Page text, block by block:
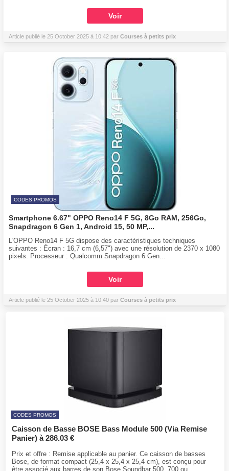
Voir
Article publié le 25 October 2025 à 10:42 par Courses à petits prix
CODES PROMOS
Smartphone 6.67" OPPO Reno14 F 5G, 8Go RAM, 256Go,
Snapdragon 6 Gen 1, Android 15, 50 MP,...
L'OPPO Reno14 F 5G dispose des caractéristiques techniques
suivantes : Écran : 16,7 cm (6,57") avec une résolution de 2370 x 1080
pixels. Processeur : Qualcomm Snapdragon 6 Gen...
Voir
Article publié le 25 October 2025 à 10:40 par Courses à petits prix
CODES PROMOS
Caisson de Basse BOSE Bass Module 500 (Via Remise
Panier) à 286.03 €
Prix et offre : Remise applicable au panier. Ce caisson de basses
Bose, de format compact (25,4 x 25,4 x 25,4 cm), est conçu pour
être associé aux barres de son Bose Soundbar 500, 700 ou